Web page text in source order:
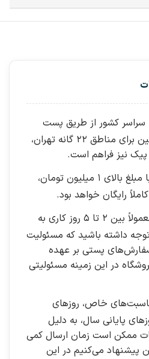
سراسر کشور از طریق پست
انجام می‌شود. همچنین برای مناطق ۲۲ گانه تهران،
پیک نیز فراهم است.
برای سفارش‌هایی با مبلغ بالای ۱ میلیون تومان،
رایگان خواهد بود.
ارسال‌های پستی معمولاً بین ۲ تا ۵ روز کاری به
داشته باشید که مسئولیت
پستی بر عهده
در این زمینه مسئولیتی
خاص، روزهای
پایانی سال، به دلیل
ممکن است زمان ارسال کمی
پیشنهاد می‌کنیم در این